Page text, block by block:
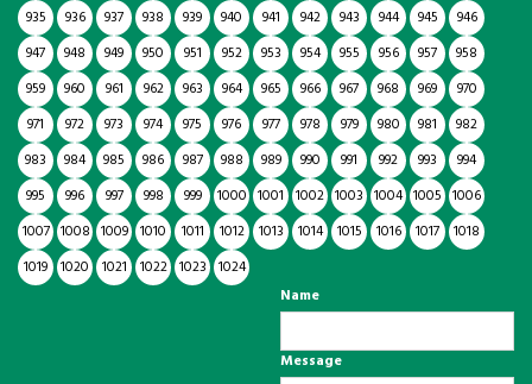
935
936 937 938 939 940 941 942 943 944 945
946
947
948 949 950 951 952 953 954 955 956 957
958
959
960 961 962 963 964 965 966 967 968 969
970
971
972 973 974 975 976 977 978 979 980 981
982
983
984 985 986 987 988 989 990 991 992 993
994
995
996 997 998 999 1000 1001 1002 1003 1004 1005 1006
1007 1008 1009 1010 1011 1012 1013 1014 1015 1016 1017
1018
1019 1020 1021 1022 1023 1024
Name
Message